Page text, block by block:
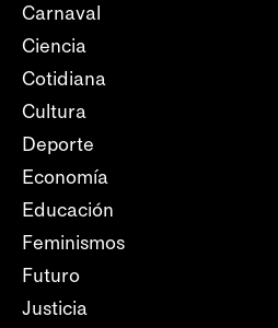
Carnaval
Ciencia
Cotidiana
Cultura
Deporte
Economía
Educación
Feminismos
Futuro
Justicia